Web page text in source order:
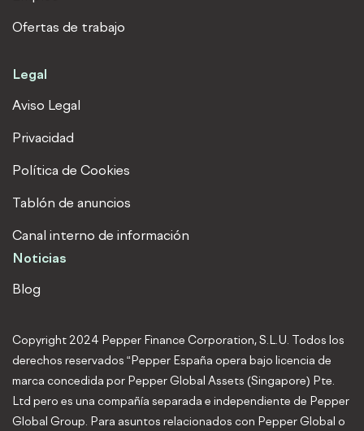
Ofertas de trabajo
Legal
Aviso Legal
Privacidad
Política de Cookies
Tablón de anuncios
Canal interno de información
Noticias
Blog
Copyright 2024 Pepper Finance Corporation, S.L.U. Todos los
derechos reservados “Pepper España opera bajo licencia de
marca concedida por Pepper Global Assets (Singapore) Pte.
Ltd pero es una compañía separada e independiente de Pepper
Global Group. Para asuntos relacionados con Pepper Global o